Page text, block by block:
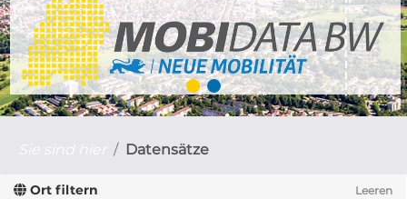
Datensätze
Ort filtern Leeren